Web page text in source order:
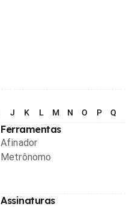
J K L M N O P Q
Ferramentas
Afinador
Metrônomo
Assinaturas